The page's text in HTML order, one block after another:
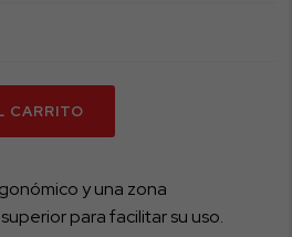
CARRITO
y una zona
para facilitar su uso.